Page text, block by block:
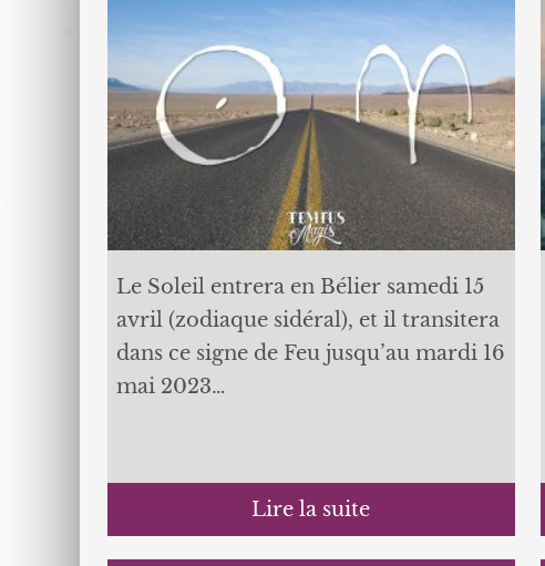
Le Soleil entrera en Bélier samedi 15
avril (zodiaque sidéral), et il transitera
dans ce signe de Feu jusqu’au mardi 16
mai 2023…
Lire la suite